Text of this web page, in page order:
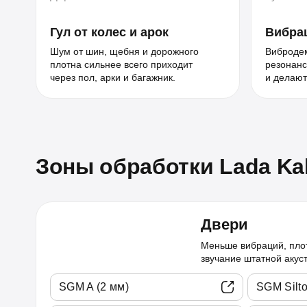
Гул от колес и арок
Шум от шин, щебня и дорожного
плотна сильнее всего приходит
через пол, арки и багажник.
и
Зоны обработки Lada
Двери
Меньше вибраций,
звучание штатной
SGM A (2 мм) SGM